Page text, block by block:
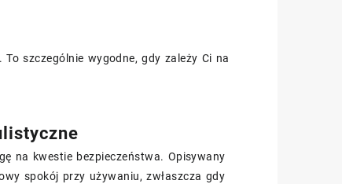
szczególnie wygodne, gdy zależy Ci na
na kwestie bezpieczeństwa. Opisywany
spokój przy używaniu, zwłaszcza gdy